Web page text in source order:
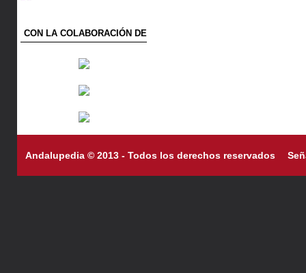
CON LA COLABORACIÓN DE
Andalupedia © 2013 - Todos los derechos reservados